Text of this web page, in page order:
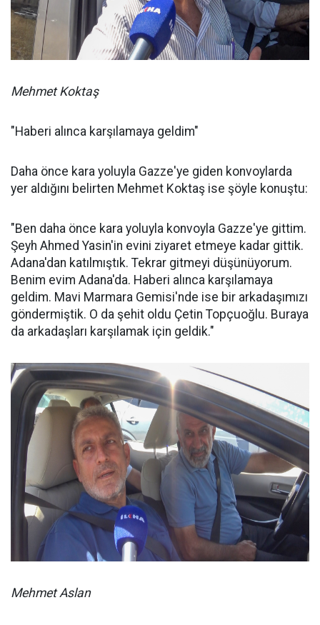
Mehmet Koktaş
"Haberi alınca karşılamaya geldim"
Daha önce kara yoluyla Gazze'ye giden konvoylarda
yer aldığını belirten Mehmet Koktaş ise şöyle konuştu:
"Ben daha önce kara yoluyla konvoyla Gazze'ye gittim.
Şeyh Ahmed Yasin'in evini ziyaret etmeye kadar gittik.
Adana'dan katılmıştık. Tekrar gitmeyi düşünüyorum.
Benim evim Adana'da. Haberi alınca karşılamaya
geldim. Mavi Marmara Gemisi'nde ise bir arkadaşımızı
göndermiştik. O da şehit oldu Çetin Topçuoğlu. Buraya
da arkadaşları karşılamak için geldik."
Mehmet Aslan